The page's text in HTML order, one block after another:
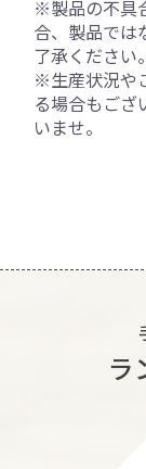
※製品の不具
合、製品では
了承ください。
※生産状況や
る場合もござ
いませ。
ラ